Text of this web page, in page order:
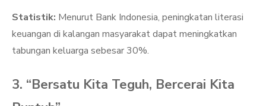
Statistik: Menurut Bank Indonesia, peningkatan literasi
keuangan di kalangan masyarakat dapat meningkatkan
tabungan keluarga sebesar 30%.
3. “Bersatu Kita Teguh, Bercerai Kita